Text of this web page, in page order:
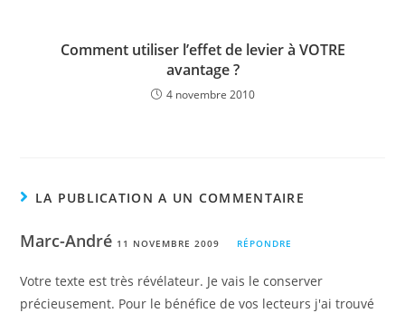
Comment utiliser l’effet de levier à VOTRE
avantage ?
4 novembre 2010
LA PUBLICATION A UN COMMENTAIRE
Marc-André 11 NOVEMBRE 2009 RÉPONDRE
Votre texte est très révélateur. Je vais le conserver
précieusement. Pour le bénéfice de vos lecteurs j'ai trouvé